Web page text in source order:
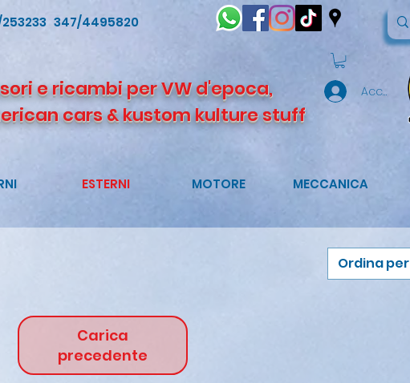
253233 347/4495820
Accedi
e ricambi per VW d'epoca,
cars & kustom kulture stuff
ESTERNI MOTORE MECCANICA
Ordina per
Carica
precedente